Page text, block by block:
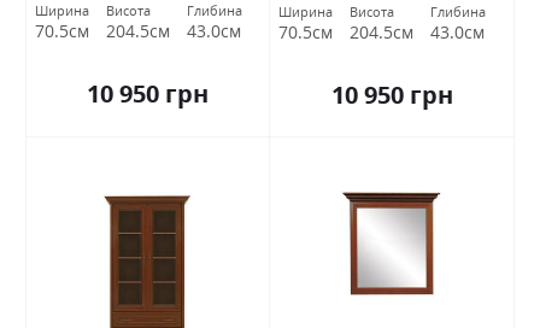
Ширина
70.5см
Висота
204.5см
Глибина
43.0см
10 950 грн
Ширина
70.5см
Висота
204.5см
Глибина
43.0см
10 950 грн